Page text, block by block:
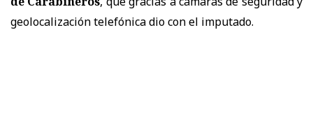
geolocalización telefónica dio con el imputado.